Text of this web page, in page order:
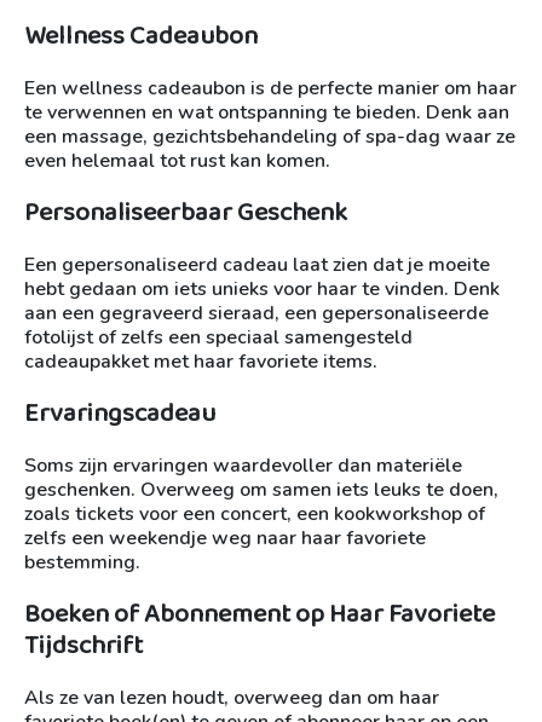
Wellness Cadeaubon
Een wellness cadeaubon is de perfecte manier om haar
te verwennen en wat ontspanning te bieden. Denk aan
een massage, gezichtsbehandeling of spa-dag waar ze
even helemaal tot rust kan komen.
Personaliseerbaar Geschenk
Een gepersonaliseerd cadeau laat zien dat je moeite
hebt gedaan om iets unieks voor haar te vinden. Denk
aan een gegraveerd sieraad, een gepersonaliseerde
fotolijst of zelfs een speciaal samengesteld
cadeaupakket met haar favoriete items.
Ervaringscadeau
Soms zijn ervaringen waardevoller dan materiële
geschenken. Overweeg om samen iets leuks te doen,
zoals tickets voor een concert, een kookworkshop of
zelfs een weekendje weg naar haar favoriete
bestemming.
Boeken of Abonnement op Haar Favoriete
Tijdschrift
Als ze van lezen houdt, overweeg dan om haar